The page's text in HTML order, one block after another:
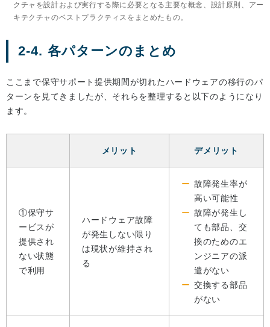
クチャを設計および実行する際に必要となる主要な概念、設計原則、アー
キテクチャのベストプラクティスをまとめたもの。
2-4. 各パターンのまとめ
ここまで保守サポート提供期間が切れたハードウェアの移行のパ
ターンを見てきましたが、それらを整理すると以下のようになり
ます。
メリット デメリット
①保守サ
ービスが
提供され
ない状態
で利用
ハードウェア故障
が発生しない限り
は現状が維持され
る
故障発生率が
高い可能性
故障が発生し
ても部品、交
換のためのエ
ンジニアの派
遣がない
交換する部品
がない